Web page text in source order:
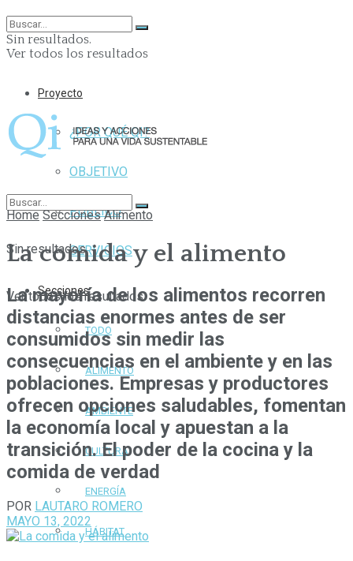
Sin resultados.
Ver todos los resultados
Proyecto
¿POR QUÉ QI?
OBJETIVO
PÚBLICO
SERVICIOS
Secciones
TODO
ALIMENTO
AMBIENTE
CULTURA
ENERGÍA
HÁBITAT
Sin resultados.
Ver todos los resultados
Home Secciones Alimento
La comida y el alimento
La mayoría de los alimentos recorren
distancias enormes antes de ser
consumidos sin medir las
consecuencias en el ambiente y en las
poblaciones. Empresas y productores
ofrecen opciones saludables, fomentan
la economía local y apuestan a la
transición. El poder de la cocina y la
comida de verdad
POR LAUTARO ROMERO
MAYO 13, 2022